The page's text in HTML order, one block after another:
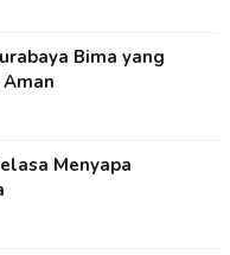
Bima yang
Menyapa